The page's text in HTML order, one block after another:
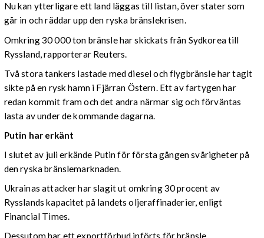
Nu kan ytterligare ett land läggas till listan, över stater som
går in och räddar upp den ryska bränslekrisen.
Omkring 30 000 ton bränsle har skickats från Sydkorea till
Ryssland, rapporterar Reuters.
Två stora tankers lastade med diesel och flygbränsle har tagit
sikte på en rysk hamn i Fjärran Östern. Ett av fartygen har
redan kommit fram och det andra närmar sig och förväntas
lasta av under de kommande dagarna.
Putin har erkänt
I slutet av juli erkände Putin för första gången svårigheter på
den ryska bränslemarknaden.
Ukrainas attacker har slagit ut omkring 30 procent av
Rysslands kapacitet på landets oljeraffinaderier, enligt
Financial Times.